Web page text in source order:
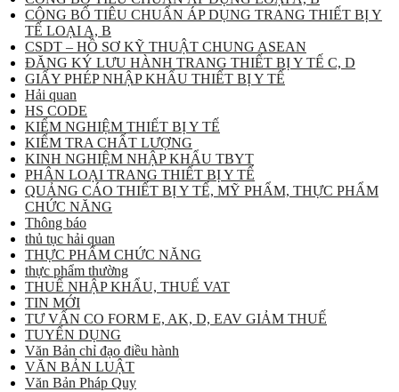
CÔNG BỐ TIÊU CHUẨN ÁP DỤNG TRANG THIẾT BỊ Y
TẾ LOẠI A, B
CSDT – HỒ SƠ KỸ THUẬT CHUNG ASEAN
ĐĂNG KÝ LƯU HÀNH TRANG THIẾT BỊ Y TẾ C, D
GIẤY PHÉP NHẬP KHẨU THIẾT BỊ Y TẾ
Hải quan
HS CODE
KIỂM NGHIỆM THIẾT BỊ Y TẾ
KIỂM TRA CHẤT LƯỢNG
KINH NGHIỆM NHẬP KHẨU TBYT
PHÂN LOẠI TRANG THIẾT BỊ Y TẾ
QUẢNG CÁO THIẾT BỊ Y TẾ, MỸ PHẨM, THỰC PHẨM
CHỨC NĂNG
Thông báo
thủ tục hải quan
THỰC PHẨM CHỨC NĂNG
thực phẩm thường
THUẾ NHẬP KHẨU, THUẾ VAT
TIN MỚI
TƯ VẤN CO FORM E, AK, D, EAV GIẢM THUẾ
TUYỂN DỤNG
Văn Bản chỉ đạo điều hành
VĂN BẢN LUẬT
Văn Bản Pháp Quy